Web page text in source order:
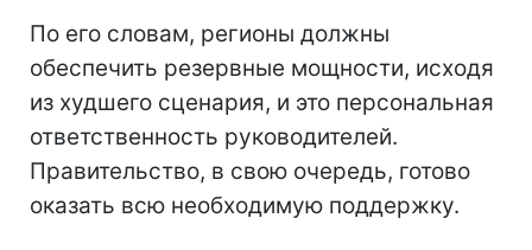
По его словам, регионы должны
обеспечить резервные мощности, исходя
из худшего сценария, и это персональная
ответственность руководителей.
Правительство, в свою очередь, готово
оказать всю необходимую поддержку.